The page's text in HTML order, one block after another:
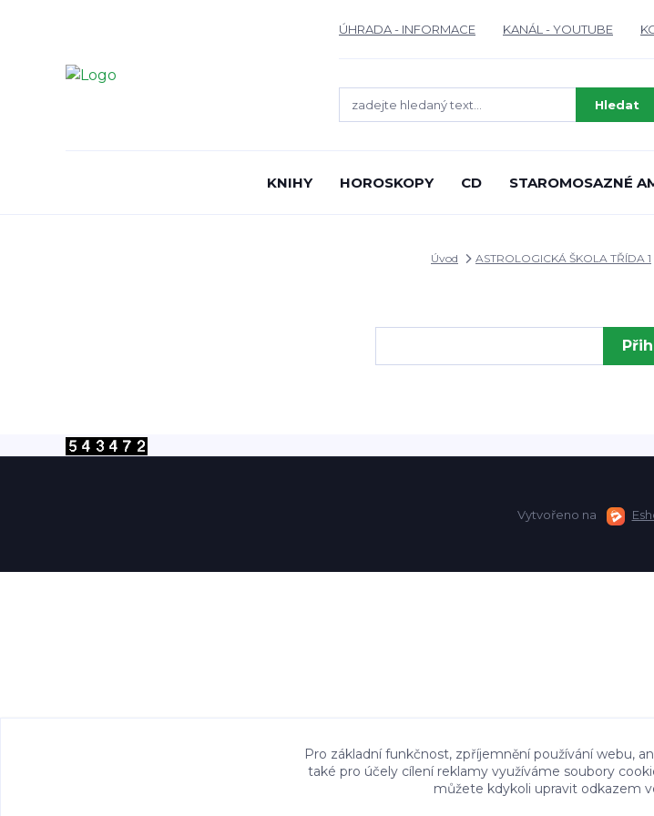
ÚHRADA - INFORMACE KANÁL - YOUTUBE
Hledat
KNIHY HOROSKOPY CD STAROMOSAZNÉ
Úvod ASTROLOGICKÁ ŠKOLA TŘÍDA 1
Vytvořeno na
Pro základní funkčnost, zpříjemnění používání webu,
také pro účely cílení reklamy využíváme soubory
můžete kdykoli upravit odkazem